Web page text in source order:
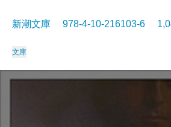
新潮文庫 978-4-10-216103-6
文庫